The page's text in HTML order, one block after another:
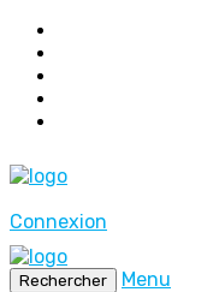
Connexion
Rechercher
Menu